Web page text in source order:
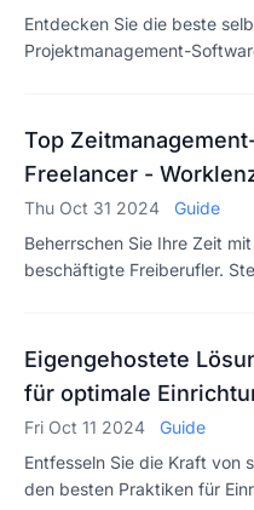
Entdecken Sie die beste
Projektmanagement-
Top
Freelancer -
Thu Oct 31 2024
Guide
Beherrschen Sie Ihre Zeit
beschäftigte Freiberufler.
Eigengehostete
für optimale
Fri Oct 11 2024
Guide
Entfesseln Sie die Kraft von
den besten Praktiken für